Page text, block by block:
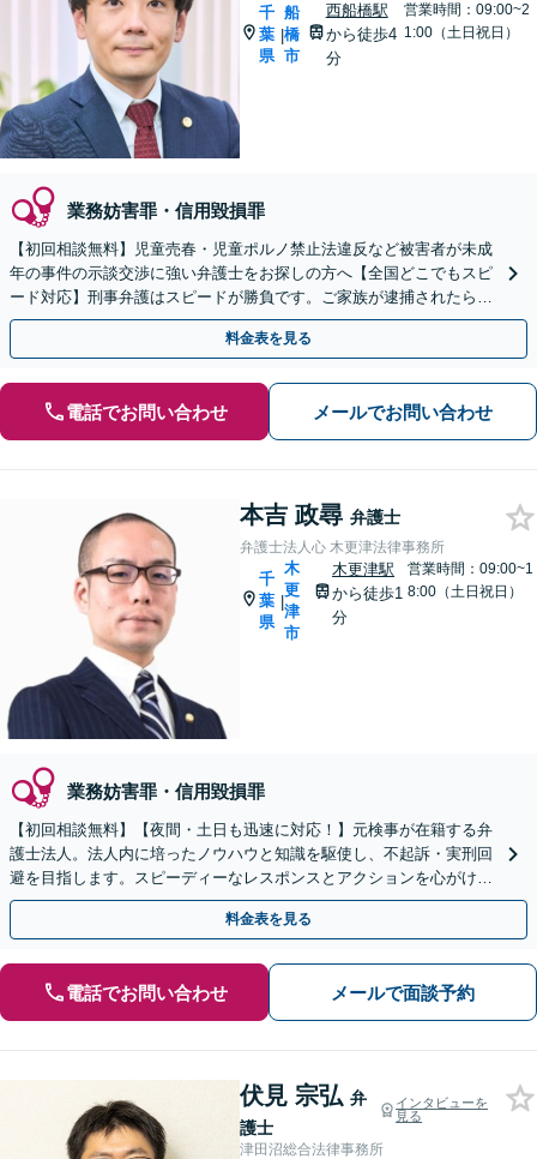
千
葉
県
|
船
橋
市
西船橋駅
から徒歩4
分
営業時間：09:00~2
1:00（土日祝日）
業務妨害罪・信用毀損罪
【初回相談無料】児童売春・児童ポルノ禁止法違反など被害者が未成
年の事件の示談交渉に強い弁護士をお探しの方へ【全国どこでもスピ
ード対応】刑事弁護はスピードが勝負です。ご家族が逮捕されたら一
刻も早くご相談ください【24時間365日相談受付】
料金表を見る
電話でお問い合わせ メールでお問い合わせ
本吉 政尋 弁護士
弁護士法人心 木更津法律事務所
千
葉
県
|
木
更
津
市
木更津駅
から徒歩1
分
営業時間：09:00~1
8:00（土日祝日）
業務妨害罪・信用毀損罪
【初回相談無料】【夜間・土日も迅速に対応！】元検事が在籍する弁
護士法人。法人内に培ったノウハウと知識を駆使し、不起訴・実刑回
避を目指します。スピーディーなレスポンスとアクションを心がけ、
最善の解決を目指します【電話相談可】
料金表を見る
電話でお問い合わせ メールで面談予約
伏見 宗弘 弁
護士
インタビューを
見る
津田沼総合法律事務所